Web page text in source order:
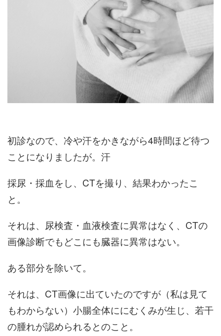
初診なので、冷や汗をかきながら4時間ほど待つ
ことになりましたが。汗
採尿・採血をし、CTを撮り、結果わかったこ
と。
それは、尿検査・血液検査に異常はなく、CTの
画像診断でもどこにも臓器に異常はない。
ある部分を除いて。
それは、CT画像に出ていたのですが（私は見て
もわからない）小腸全体ににむくみが生じ、若干
の腫れが認められるとのこと。